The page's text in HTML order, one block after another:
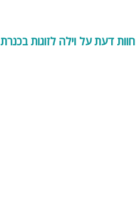
חוות דעת על וילה לזוגות בכנרת